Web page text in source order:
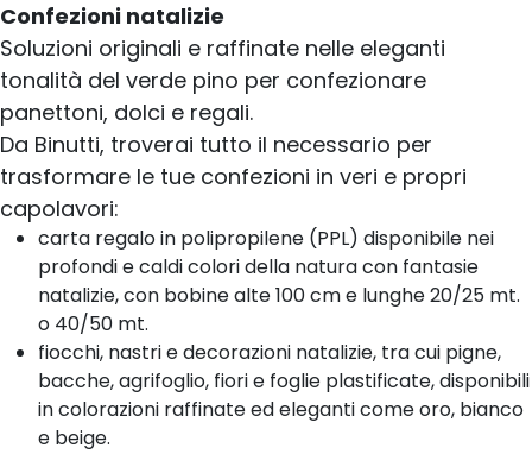
Confezioni natalizie
Soluzioni originali e raffinate nelle eleganti
tonalità del verde pino per confezionare
panettoni, dolci e regali.
Da Binutti, troverai tutto il necessario per
trasformare le tue confezioni in veri e propri
capolavori:
carta regalo in polipropilene (PPL) disponibile nei
profondi e caldi colori della natura con fantasie
natalizie, con bobine alte 100 cm e lunghe 20/25 mt.
o 40/50 mt.
fiocchi, nastri e decorazioni natalizie, tra cui pigne,
bacche, agrifoglio, fiori e foglie plastificate, disponibili
in colorazioni raffinate ed eleganti come oro, bianco
e beige.